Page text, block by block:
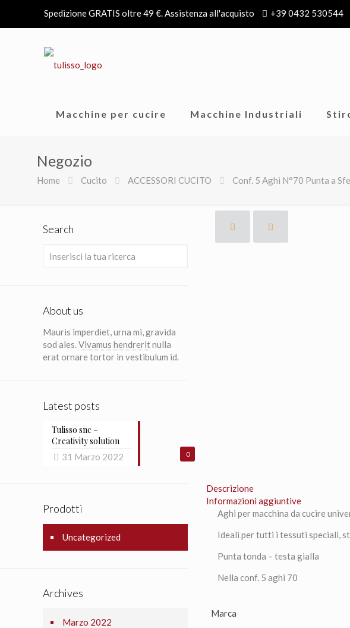
Spedizione GRATIS oltre 49 €. Assistenza all'acquisto +39 0432 530544
Macchine per cucire Macchine Industriali
Negozio
Home Cucito ACCESSORI CUCITO Conf. 5 Aghi N°70 Punta a
Descrizione
Informazioni aggiuntive
Aghi per macchina da cucire
Ideali per tutti i tessuti speciali,
Punta tonda – testa gialla
Nella conf. 5 aghi 70
Marca
Search
About us
Mauris imperdiet, urna mi, gravida
sod ales.Vivamus hendreritnulla
erat ornare tortor in vestibulum id.
Latest posts
0
Tulisso snc –
Creativity solution
31 Marzo 2022
Prodotti
Uncategorized
Archives
Marzo 2022